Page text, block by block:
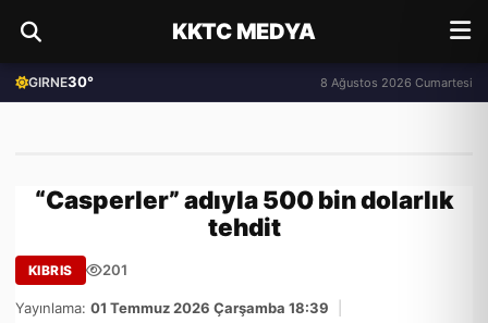
KKTC MEDYA
GIRNE30° 8 Ağustos 2026 Cumartesi
“Casperler” adıyla 500 bin dolarlık
tehdit
KIBRIS 201
Yayınlama: 01 Temmuz 2026 Çarşamba 18:39